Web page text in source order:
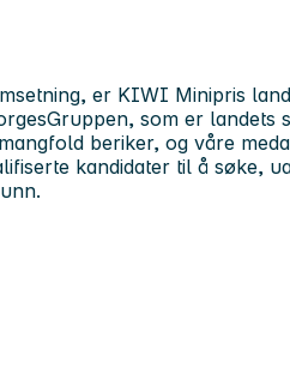
er KIWI Minipris
som er landets
beriker, og våre
kandidater til å søke,